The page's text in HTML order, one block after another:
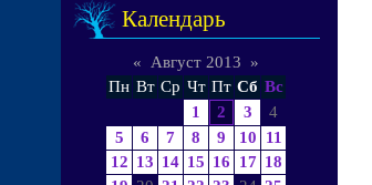
Календарь
« Август 2013
»
Пн Вт Ср Чт Пт Сб Вс
1
2 3
4
5
6 7 8 9 10
11
12 13 14 15 16 17 18